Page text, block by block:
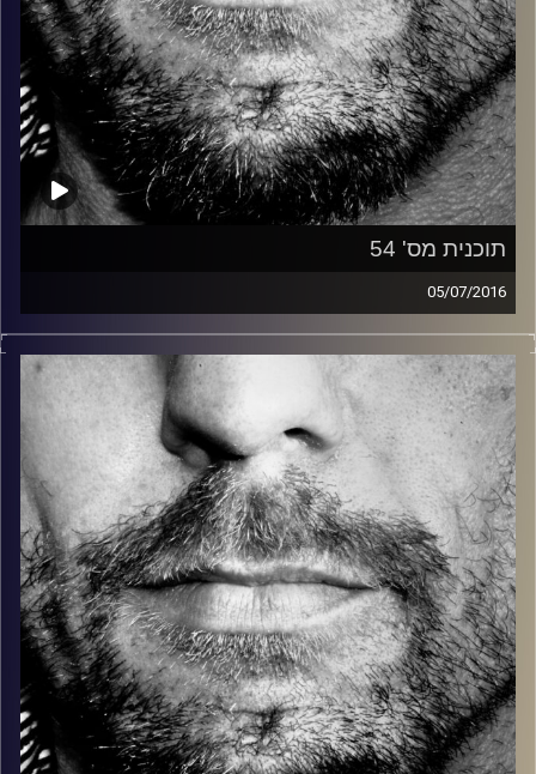
תוכנית מס' 54
05/07/2016
זיפים, מוזיקה מחוספסת של הופעות חיות. הרבה ג'אם, רוק,
בלוז, bluegrass, ג'אז, Fאנק, פרוגרסיב ואפילו אלקטרוניקה.
כל מה שחי, אמיתי ונושם.
עם שמוליק רגב.
קרדיט תמונות: David Goehring